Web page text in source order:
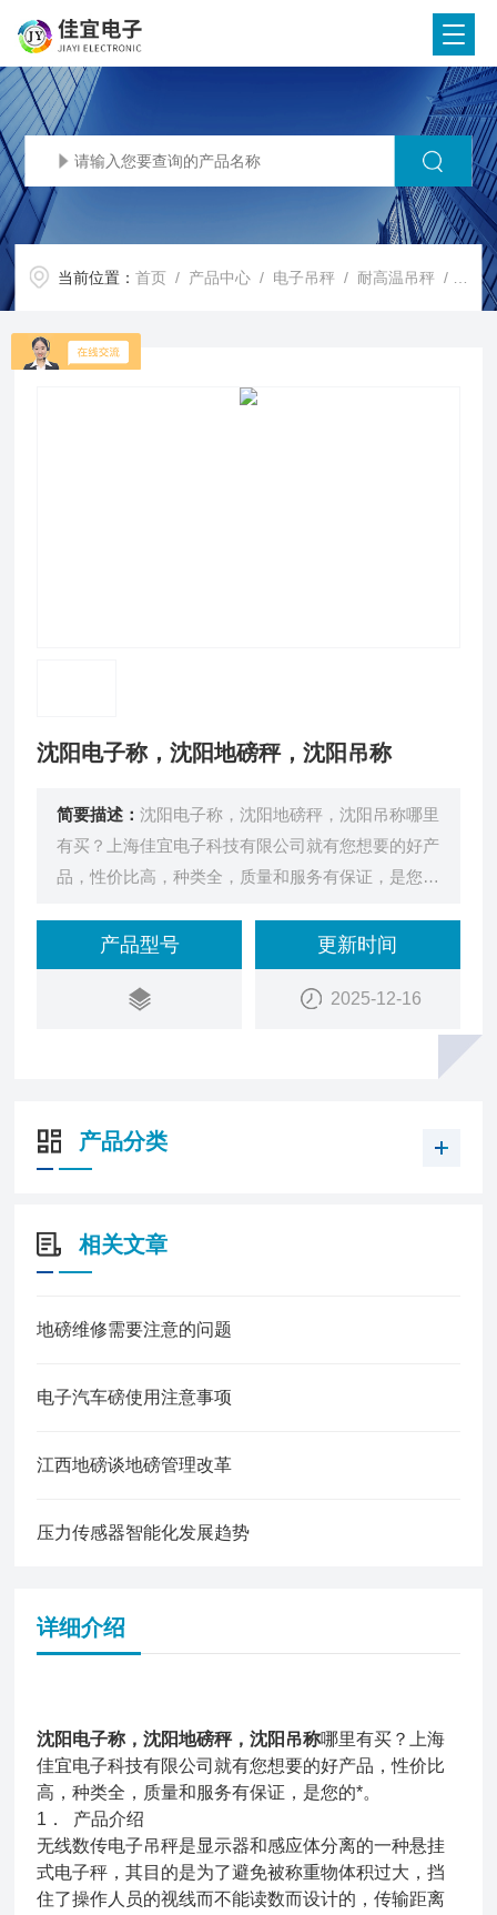
当前位置：首页 / 产品中心 / 电子吊秤 / 耐高温吊秤 / 沈阳电子称，沈阳地磅秤，沈阳吊称
沈阳电子称，沈阳地磅秤，沈阳吊称
简要描述：沈阳电子称，沈阳地磅秤，沈阳吊称哪里
有买？上海佳宜电子科技有限公司就有您想要的好产
品，性价比高，种类全，质量和服务有保证，是您的
产品型号 更新时间
2025-12-16
产品分类
相关文章
地磅维修需要注意的问题
电子汽车磅使用注意事项
江西地磅谈地磅管理改革
压力传感器智能化发展趋势
详细介绍
沈阳电子称，沈阳地磅秤，沈阳吊称哪里有买？上海
佳宜电子科技有限公司就有您想要的好产品，性价比
高，种类全，质量和服务有保证，是您的*。
1． 产品介绍
无线数传电子吊秤是显示器和感应体分离的一种悬挂
式电子秤，其目的是为了避免被称重物体积过大，挡
住了操作人员的视线而不能读数而设计的，传输距离